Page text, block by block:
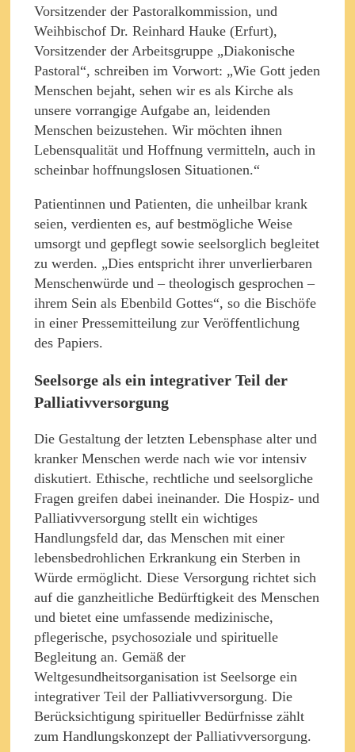
Vorsitzender der Pastoralkommission, und
Weihbischof Dr. Reinhard Hauke (Erfurt),
Vorsitzender der Arbeitsgruppe „Diakonische
Pastoral“, schreiben im Vorwort: „Wie Gott jeden
Menschen bejaht, sehen wir es als Kirche als
unsere vorrangige Aufgabe an, leidenden
Menschen beizustehen. Wir möchten ihnen
Lebensqualität und Hoffnung vermitteln, auch in
scheinbar hoffnungslosen Situationen.“
Patientinnen und Patienten, die unheilbar krank
seien, verdienten es, auf bestmögliche Weise
umsorgt und gepflegt sowie seelsorglich begleitet
zu werden. „Dies entspricht ihrer unverlierbaren
Menschenwürde und – theologisch gesprochen –
ihrem Sein als Ebenbild Gottes“, so die Bischöfe
in einer Pressemitteilung zur Veröffentlichung
des Papiers.
Seelsorge als ein integrativer Teil der
Palliativversorgung
Die Gestaltung der letzten Lebensphase alter und
kranker Menschen werde nach wie vor intensiv
diskutiert. Ethische, rechtliche und seelsorgliche
Fragen greifen dabei ineinander. Die Hospiz- und
Palliativversorgung stellt ein wichtiges
Handlungsfeld dar, das Menschen mit einer
lebensbedrohlichen Erkrankung ein Sterben in
Würde ermöglicht. Diese Versorgung richtet sich
auf die ganzheitliche Bedürftigkeit des Menschen
und bietet eine umfassende medizinische,
pflegerische, psychosoziale und spirituelle
Begleitung an. Gemäß der
Weltgesundheitsorganisation ist Seelsorge ein
integrativer Teil der Palliativversorgung. Die
Berücksichtigung spiritueller Bedürfnisse zählt
zum Handlungskonzept der Palliativversorgung.